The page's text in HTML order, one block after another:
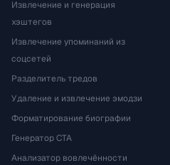
Извлечение и генерация
хэштегов
Извлечение упоминаний из
соцсетей
Разделитель тредов
Удаление и извлечение эмодзи
Форматирование биографии
Генератор CTA
Анализатор вовлечённости